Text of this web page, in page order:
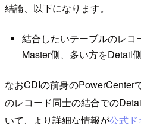
結論、以下になります。
結合したいテーブルのレコ
Master側、多い方をDetail
なおCDIの前身のPowerCenter
のレコード同士の結合での
いて、より詳細な情報が公式ド